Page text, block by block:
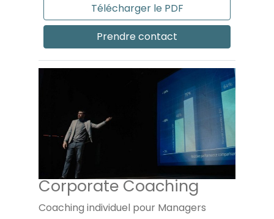
Télécharger le PDF
Prendre contact
Corporate Coaching
Coaching individuel pour Managers